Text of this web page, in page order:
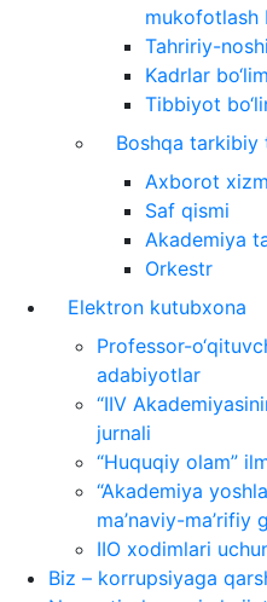
mukofotlash
Tahririy-
Kadrlar
Tibbiyot
Boshqa tarkibiy
Axborot
Saf qismi
Akademiya
Orkestr
Elektron kutubxona
Professor-
adabiyotlar
“IIV
jurnali
“Huquqiy olam”
“Akademiya
ma’naviy-ma’rifiy
IIO xodimlari
Biz – korrupsiyaga